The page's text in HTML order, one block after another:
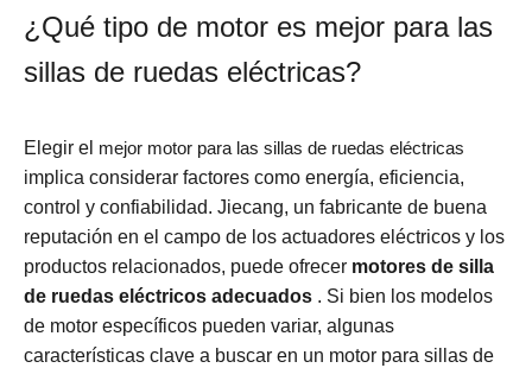
¿Qué tipo de motor es mejor para las
sillas de ruedas eléctricas?
Elegir el mejor motor para las sillas de ruedas eléctricas
implica considerar factores como energía, eficiencia,
control y confiabilidad. Jiecang, un fabricante de buena
reputación en el campo de los actuadores eléctricos y los
productos relacionados, puede ofrecer motores de silla
de ruedas eléctricos adecuados . Si bien los modelos
de motor específicos pueden variar, algunas
características clave a buscar en un motor para sillas de